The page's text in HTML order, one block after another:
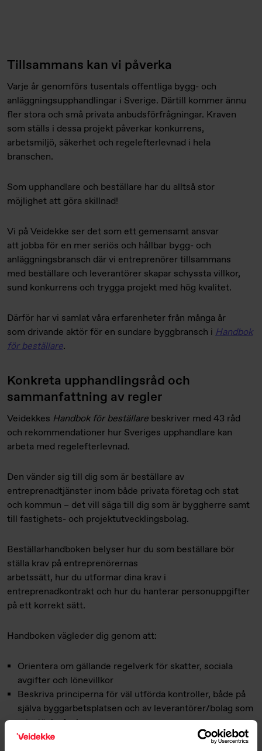
Tillsammans kan vi påverka
Varje år genomförs tusentals offentliga bygg- och
anläggningsupphandlingar i Sverige. Därtill kommer ännu
fler stora och små privata anbudsförfrågningar. Kraven
som ställs i dessa projekt påverkar konkurrens,
arbetsmiljö, säkerhet och regelefterlevnad i hela
branschen.
Som upphandlare och beställare har du alltså stor
möjlighet att göra skillnad!
Vi på Veidekke ser det som ett gemensamt ansvar
att jobba för en mer seriös och hållbar bygg- och
anläggningsbransch där vi entreprenörer tillsammans
med beställare och leverantörer skapar schyssta villkor,
sund konkurrens och trygga projekt med hög kvalitet.
Därför har vi samlat våra erfarenheter från många år
som drivande aktör för en sundare byggbransch i Handbok
för beställare.
Konkreta upphandlingsråd och
sammanfattning av regler
Veidekkes Handbok för beställare beskriver med 43 råd
och rekommendationer hur Sveriges upphandlare kan
arbeta med regelefterlevnad.
Den vänder sig till dig som är beställare av
entreprenadtjänster inom både privata företag och stat
och kommun – det vill säga till dig som är byggherre samt
till fastighets- och projektutvecklingsbolag.
Beställarhandboken belyser hur du som beställare bör
ställa krav på entreprenörernas
arbetssätt, hur du utformar dina krav i
entreprenadkontrakt och hur du hanterar personuppgifter
på ett korrekt sätt.
Handboken vägleder dig genom att:
Orientera om gällande regelverk för skatter, sociala
avgifter och lönevillkor
Beskriva principerna för väl utförda kontroller, både på
själva byggarbetsplatsen och av leverantörer/bolag som
misstänks fuska
Tillhandahålla konkreta tips för hur krav ska utformas